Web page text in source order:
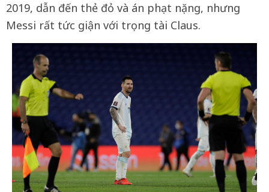
2019, dẫn đến thẻ đỏ và án phạt nặng, nhưng
Messi rất tức giận với trọng tài Claus.